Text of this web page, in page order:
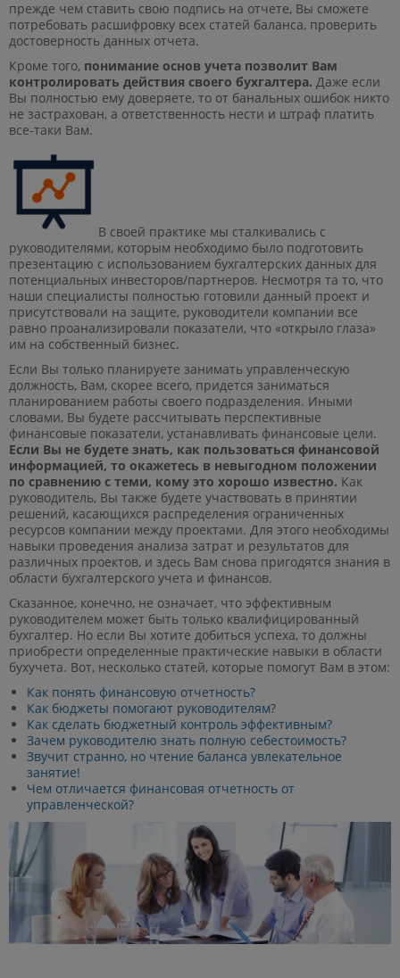
прежде чем ставить свою подпись на отчете, Вы сможете
потребовать расшифровку всех статей баланса, проверить
достоверность данных отчета.
Кроме того, понимание основ учета позволит Вам
контролировать действия своего бухгалтера. Даже если
Вы полностью ему доверяете, то от банальных ошибок никто
не застрахован, а ответственность нести и штраф платить
все-таки Вам.
В своей практике мы сталкивались с
руководителями, которым необходимо было подготовить
презентацию с использованием бухгалтерских данных для
потенциальных инвесторов/партнеров. Несмотря та то, что
наши специалисты полностью готовили данный проект и
присутствовали на защите, руководители компании все
равно проанализировали показатели, что «открыло глаза»
им на собственный бизнес.
Если Вы только планируете занимать управленческую
должность, Вам, скорее всего, придется заниматься
планированием работы своего подразделения. Иными
словами, Вы будете рассчитывать перспективные
финансовые показатели, устанавливать финансовые цели.
Если Вы не будете знать, как пользоваться финансовой
информацией, то окажетесь в невыгодном положении
по сравнению с теми, кому это хорошо известно. Как
руководитель, Вы также будете участвовать в принятии
решений, касающихся распределения ограниченных
ресурсов компании между проектами. Для этого необходимы
навыки проведения анализа затрат и результатов для
различных проектов, и здесь Вам снова пригодятся знания в
области бухгалтерского учета и финансов.
Сказанное, конечно, не означает, что эффективным
руководителем может быть только квалифицированный
бухгалтер. Но если Вы хотите добиться успеха, то должны
приобрести определенные практические навыки в области
бухучета. Вот, несколько статей, которые помогут Вам в этом:
Как понять финансовую отчетность?
Как бюджеты помогают руководителям?
Как сделать бюджетный контроль эффективным?
Зачем руководителю знать полную себестоимость?
Звучит странно, но чтение баланса увлекательное
занятие!
Чем отличается финансовая отчетность от
управленческой?